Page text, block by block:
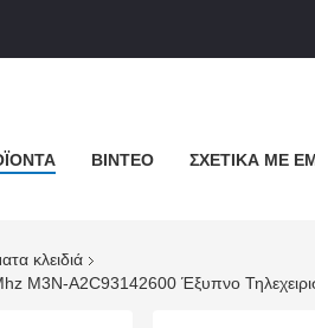
ΒΊΝΤΕΟ ΣΧΕΤΙΚΆ ΜΕ
κλειδιά